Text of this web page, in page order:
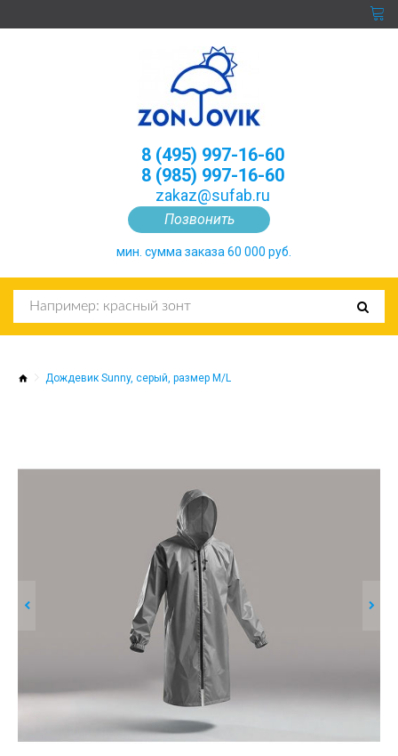
Позвонить
8 (495) 997-16-60
8 (985) 997-16-60
zakaz@sufab.ru
мин. сумма заказа 60 000 руб.
Дождевик Sunny, серый, размер M/L